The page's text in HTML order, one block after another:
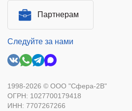
Партнерам
Следуйте за нами
1998-2026 © ООО "Сфера-2В"
ОГРН: 1027700179418
ИНН: 7707267266